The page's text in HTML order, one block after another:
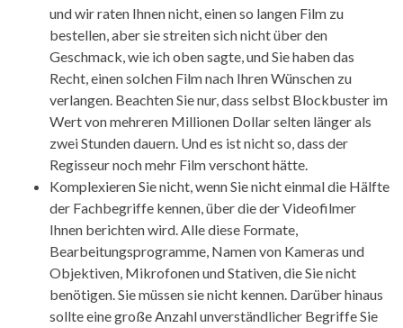
und wir raten Ihnen nicht, einen so langen Film zu
bestellen, aber sie streiten sich nicht über den
Geschmack, wie ich oben sagte, und Sie haben das
Recht, einen solchen Film nach Ihren Wünschen zu
verlangen. Beachten Sie nur, dass selbst Blockbuster im
Wert von mehreren Millionen Dollar selten länger als
zwei Stunden dauern. Und es ist nicht so, dass der
Regisseur noch mehr Film verschont hätte.
Komplexieren Sie nicht, wenn Sie nicht einmal die Hälfte
der Fachbegriffe kennen, über die der Videofilmer
Ihnen berichten wird. Alle diese Formate,
Bearbeitungsprogramme, Namen von Kameras und
Objektiven, Mikrofonen und Stativen, die Sie nicht
benötigen. Sie müssen sie nicht kennen. Darüber hinaus
sollte eine große Anzahl unverständlicher Begriffe Sie